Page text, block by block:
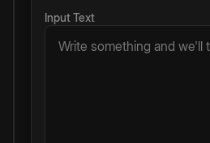
Input Text